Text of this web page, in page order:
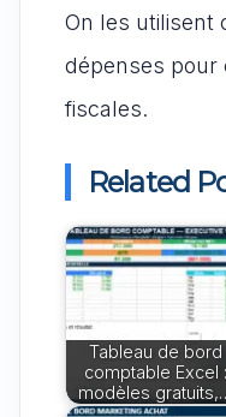
On les utilisent
dépenses pour
fiscales.
Related
Tableau de bord
comptable Excel :
modèles